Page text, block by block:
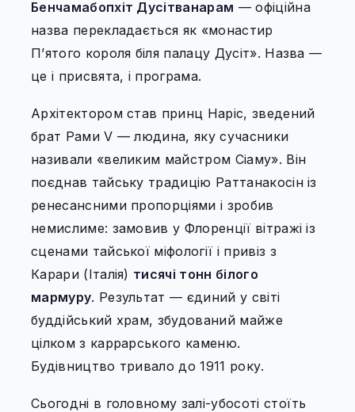
Бенчамабопхіт Дусітванарам — офіційна
назва перекладається як «монастир
П’ятого короля біля палацу Дусіт». Назва —
це і присвята, і програма.
Архітектором став принц Наріс, зведений
брат Рами V — людина, яку сучасники
називали «великим майстром Сіаму». Він
поєднав тайську традицію Раттанакосін із
ренесансними пропорціями і зробив
немислиме: замовив у Флоренції вітражі із
сценами тайської міфології і привіз з
Карари (Італія) тисячі тонн білого
мармуру. Результат — єдиний у світі
буддійський храм, збудований майже
цілком з каррарського каменю.
Будівництво тривало до 1911 року.
Сьогодні в головному залі-убосоті стоїть